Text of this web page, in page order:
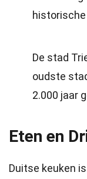
De stad
oudste
2.000 jaar
Eten en
Duitse keuken